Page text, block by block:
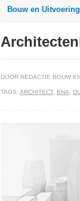
Bouw en Uitvoering
DOOR REDACTIE BOUW
TAGS: ARCHITECT, BNA